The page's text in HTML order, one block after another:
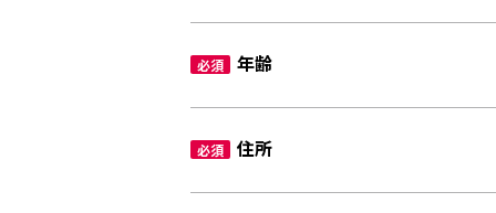
必須 年齢
必須 住所